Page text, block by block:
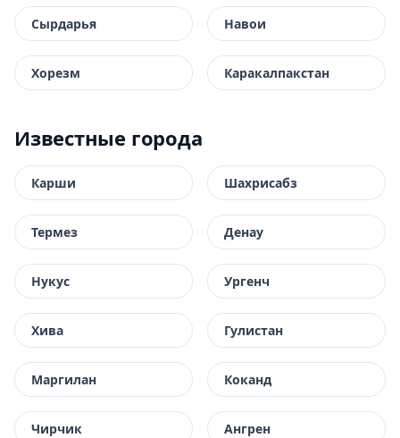
Сырдарья Навои
Хорезм Каракалпакстан
Известные города
Карши Шахрисабз
Термез Денау
Нукус Ургенч
Хива Гулистан
Маргилан Коканд
Чирчик Ангрен